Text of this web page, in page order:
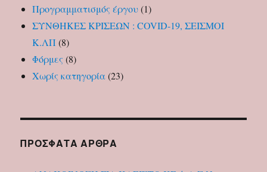
Προγραμματισμός έργου(1)
ΣΥΝΘΗΚΕΣ ΚΡΙΣΕΩΝ : COVID-19, ΣΕΙΣΜΟΙ
Κ.ΛΠ (8)
Φόρμες (8)
Χωρίς κατηγορία(23)
ΠΡΌΣΦΑΤΑ ΆΡΘΡΑ